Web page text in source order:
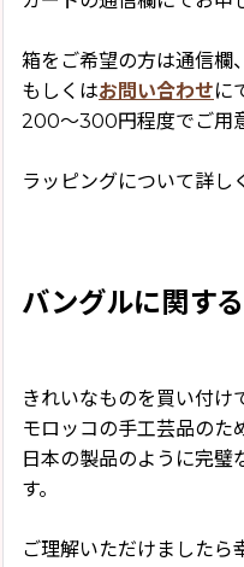
箱をご希望の方は通信欄、
もしくはお問い合わせに
200〜300円程度でご用
ラッピングについて詳し
バングルに関す
きれいなものを買い付け
モロッコの手工芸品のた
日本の製品のように完璧
す。
ご理解いただけましたら